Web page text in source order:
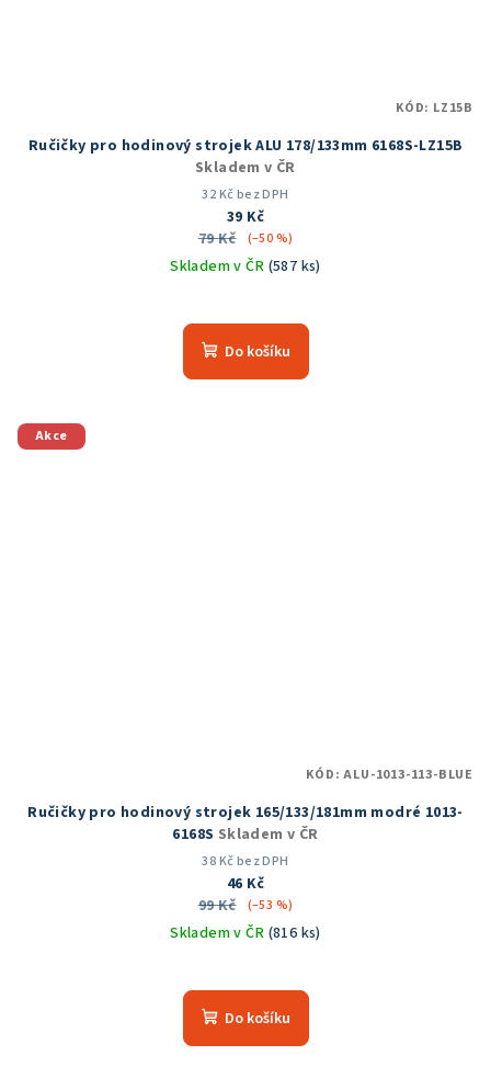
Ručičky pro hodinový strojek ALU 178/133mm 6168S-LZ15B
Skladem v ČR
32 Kč bez DPH
39 Kč
79 Kč
(–50 %)
Skladem v ČR (587 ks)
Do košíku
KÓD: LZ15B
Akce
Ručičky pro hodinový strojek 165/133/181mm modré 1013-
6168S Skladem v ČR
38 Kč bez DPH
46 Kč
99 Kč
(–53 %)
Skladem v ČR (816 ks)
Do košíku
KÓD:ALU-1013-113-BLUE